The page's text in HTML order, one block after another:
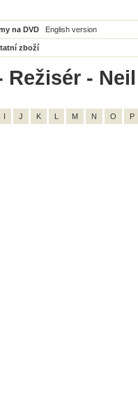
na DVD English version
zboží
Režisér -
I J K L M N O P